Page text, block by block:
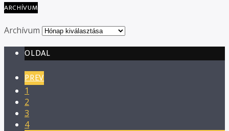
ARCHÍVUM
Archívum
OLDAL
PREV
1
2
3
4